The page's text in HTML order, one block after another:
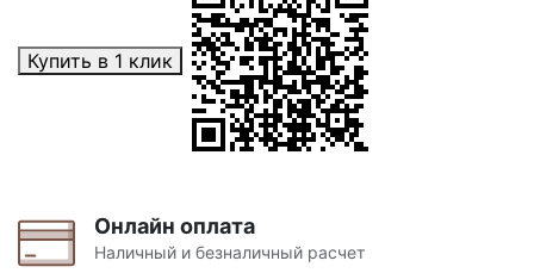
Купить в 1 клик
Онлайн оплата
Наличный и безналичный расчет